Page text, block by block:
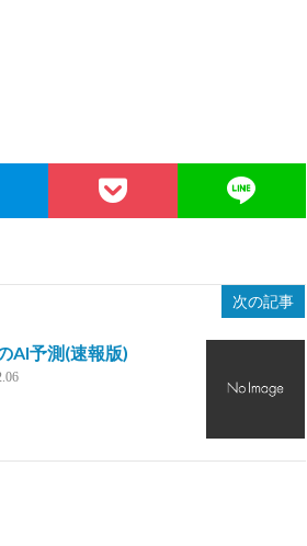
次の記事
AI予測(速報版)